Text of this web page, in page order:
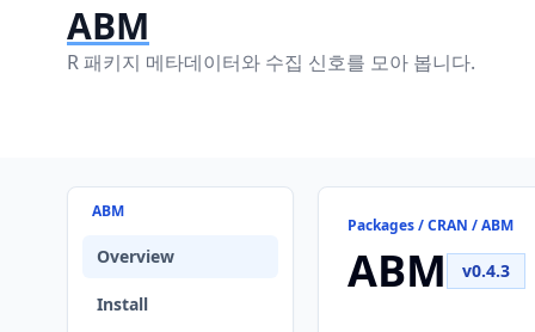
ABM
R 패키지 메타데이터와 수집 신호를 모아 봅니다.
ABM
Overview
Install
Packages / CRAN / ABM
ABM v0.4.3